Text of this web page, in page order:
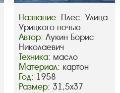
Название: Плес. Улица
Урицкого ночью.
Автор: Лукин Борис
Николаевич
Техника: масло
Материал: картон
Год: 1958
Размер: 31,5х37